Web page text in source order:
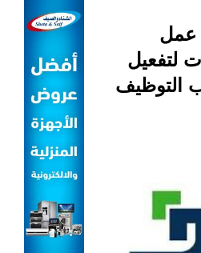
عمل
جامعات لتفعيل
التوظيف